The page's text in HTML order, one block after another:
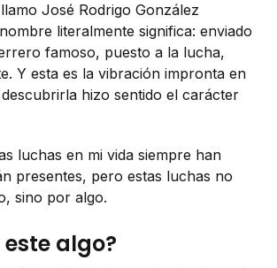
José Rodrigo González
literalmente significa: enviado
famoso, puesto a la lucha,
Y esta es la vibración impronta en
descubrirla hizo sentido el carácter
luchas en mi vida siempre han
presentes, pero estas luchas no
sino por algo.
este algo?